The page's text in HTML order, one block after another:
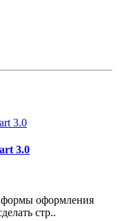
3.0
оформления
стр..